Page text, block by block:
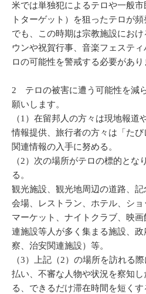
米では単独犯によるテロや一般
トターゲット）を狙ったテロが
でも、この時期は宗教施設にお
ウンや祝賀行事、音楽フェステ
ロの可能性を警戒する必要があり
2 テロの被害に遭う可能性を減
願いします。
（1）在留邦人の方々は現地報道
情報提供、旅行者の方々は「た
関連情報の入手に努める。
（2）次の場所がテロの標的とな
る。
観光施設、観光地周辺の道路、
会場、レストラン、ホテル、シ
マーケット、ナイトクラブ、映
連施設等人が多く集まる施設、
察、治安関連施設）等。
（3）上記（2）の場所を訪れる
払い、不審な人物や状況を察知
る、できるだけ滞在時間を短く